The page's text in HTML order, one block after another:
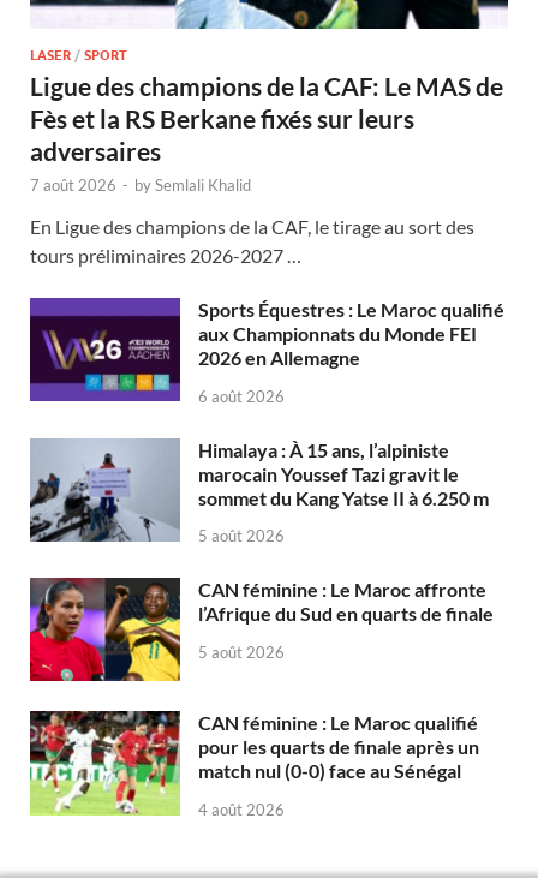
LASER / SPORT
Ligue des champions de la CAF: Le MAS de
Fès et la RS Berkane fixés sur leurs
adversaires
7 août 2026 - bySemlali Khalid
En Ligue des champions de la CAF, le tirage au sort des
tours préliminaires 2026-2027 …
Sports Équestres : Le Maroc qualifié
aux Championnats du Monde FEI
2026 en Allemagne
6 août 2026
Himalaya : À 15 ans, l’alpiniste
marocain Youssef Tazi gravit le
sommet du Kang Yatse II à 6.250 m
5 août 2026
CAN féminine : Le Maroc affronte
l’Afrique du Sud en quarts de finale
5 août 2026
CAN féminine : Le Maroc qualifié
pour les quarts de finale après un
match nul (0-0) face au Sénégal
4 août 2026